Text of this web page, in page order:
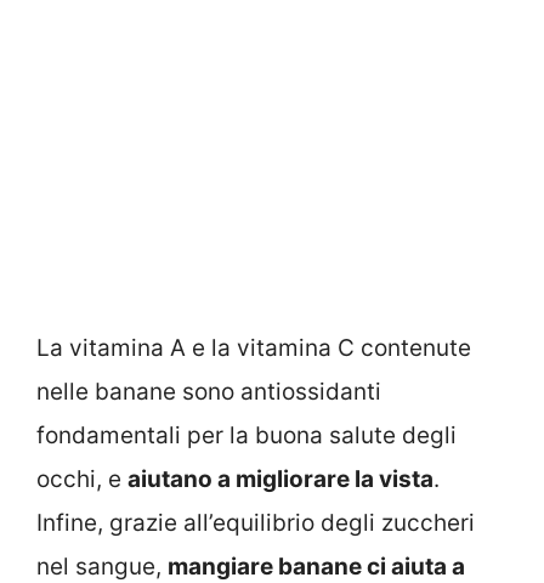
La vitamina A e la vitamina C contenute
nelle banane sono antiossidanti
fondamentali per la buona salute degli
occhi, e aiutano a migliorare la vista.
Infine, grazie all’equilibrio degli zuccheri
nel sangue, mangiare banane ci aiuta a